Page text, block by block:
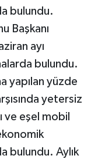
bulundu.
Başkanı
ayı
bulundu.
yapılan yüzde
yetersiz
ve eşel mobil
bulundu. Aylık